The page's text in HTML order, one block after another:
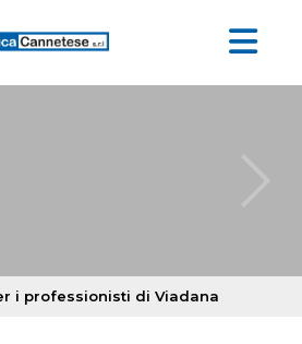
i professionisti di Viadana